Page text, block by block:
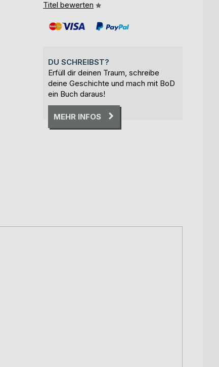
Titel bewerten
DU SCHREIBST?
Erfüll dir deinen Traum, schreibe
deine Geschichte und mach mit BoD
ein Buch daraus!
MEHR INFOS